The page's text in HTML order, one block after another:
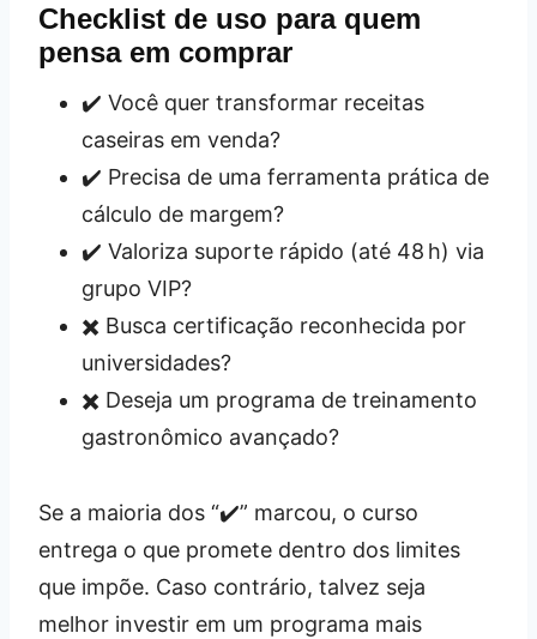
Checklist de uso para quem
pensa em comprar
✔️ Você quer transformar receitas
caseiras em venda?
✔️ Precisa de uma ferramenta prática de
cálculo de margem?
✔️ Valoriza suporte rápido (até 48 h) via
grupo VIP?
✖️ Busca certificação reconhecida por
universidades?
✖️ Deseja um programa de treinamento
gastronômico avançado?
Se a maioria dos “✔️” marcou, o curso
entrega o que promete dentro dos limites
que impõe. Caso contrário, talvez seja
melhor investir em um programa mais